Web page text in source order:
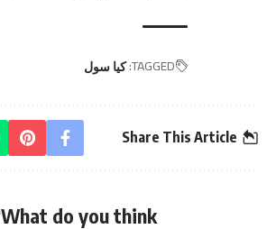
TAGGED: كيا سول
Share This Article
What do you think?